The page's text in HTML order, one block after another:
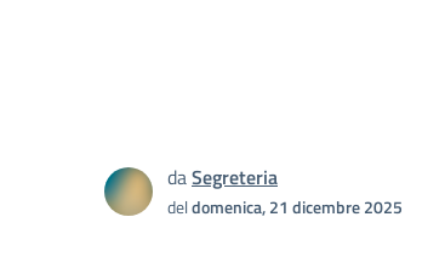
daSegreteria
deldomenica, 21 dicembre 2025